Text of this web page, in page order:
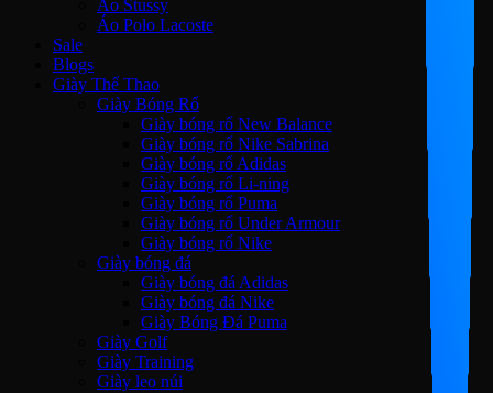
Áo Stussy
Áo Polo Lacoste
Sale
Blogs
Giày Thể Thao
Giày Bóng Rổ
Giày bóng rổ New Balance
Giày bóng rổ Nike Sabrina
Giày bóng rổ Adidas
Giày bóng rổ Li-ning
Giày bóng rổ Puma
Giày bóng rổ Under Armour
Giày bóng rổ Nike
Giày bóng đá
Giày bóng đá Adidas
Giày bóng đá Nike
Giày Bóng Đá Puma
Giày Golf
Giày Training
Giày leo núi